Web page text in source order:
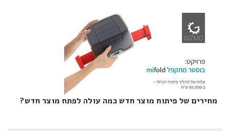
מחירים של פיתוח מוצר חדש כמה עולה לפתח מוצר חדש?‎